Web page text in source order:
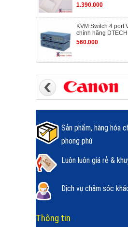
1.390.000
KVM Switch 4 port
chính hãng
560.000
Sản phẩm, hàng hóa
phong phú
Luôn luôn giá rẻ &
Dịch vụ chăm sóc
Thông tin